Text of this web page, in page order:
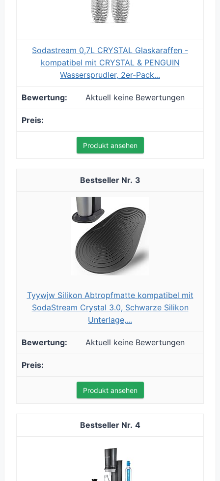
Sodastream 0,7L CRYSTAL Glaskaraffen -
kompatibel mit CRYSTAL & PENGUIN
Wassersprudler, 2er-Pack...
Aktuell keine Bewertungen
Produkt ansehen
3
Tyywjw Silikon Abtropfmatte kompatibel mit
SodaStream Crystal 3.0, Schwarze Silikon
Unterlage,...
Aktuell keine Bewertungen
Produkt ansehen
4